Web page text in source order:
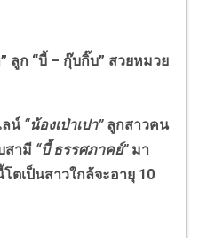
ลูก “บี้ – กุ๊บกิ๊บ” สวยหมวย
น์ “น้องเป่าเปา”ลูกสาวคน
สามี “บี้ ธรรศภาคย์”มา
ตเป็นสาวใกล้จะอายุ 10